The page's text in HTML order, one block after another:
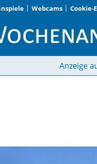
Webcams Cookie-
Anzeige